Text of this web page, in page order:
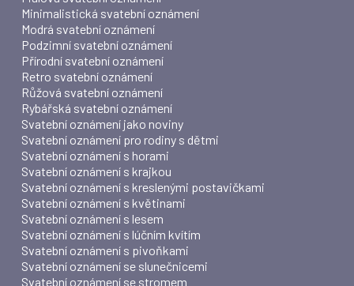
Minimalistická svatební oznámení
Modrá svatební oznámení
Podzimní svatební oznámení
Přírodní svatební oznámení
Retro svatební oznámení
Růžová svatební oznámení
Rybářská svatební oznámení
Svatební oznámení jako noviny
Svatební oznámení pro rodiny s dětmi
Svatební oznámení s horami
Svatební oznámení s krajkou
Svatební oznámení s kreslenými postavičkami
Svatební oznámení s květinami
Svatební oznámení s lesem
Svatební oznámení s lúčním kvítím
Svatební oznámení s pivoňkami
Svatební oznámení se slunečnicemi
Svatební oznámení se stromem